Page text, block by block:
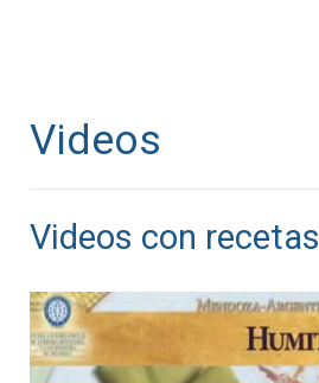
Videos
Videos con recetas